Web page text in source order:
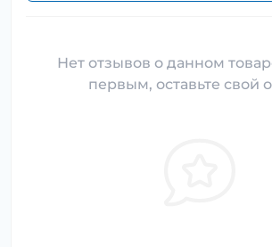
Нет отзывов о данном
первым, оставьте свой